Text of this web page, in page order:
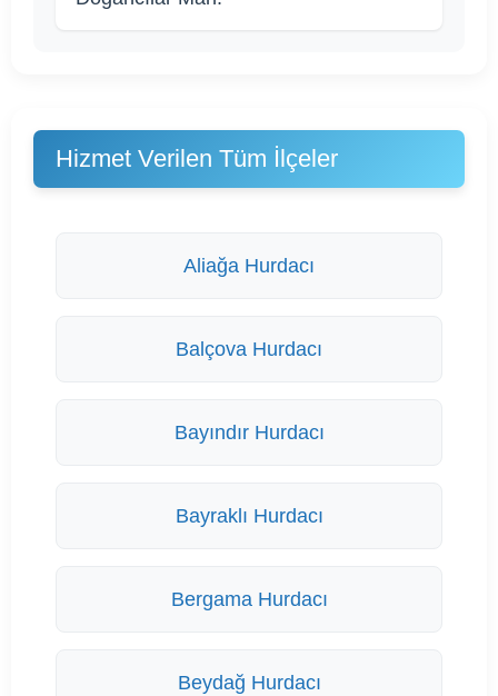
Hizmet Verilen Tüm İlçeler
Aliağa Hurdacı
Balçova Hurdacı
Bayındır Hurdacı
Bayraklı Hurdacı
Bergama Hurdacı
Beydağ Hurdacı